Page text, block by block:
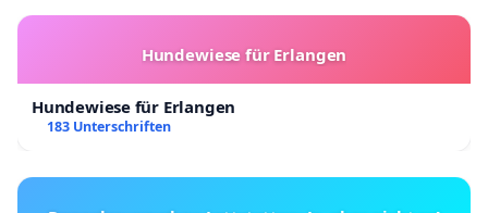
Hundewiese für Erlangen
Hundewiese für Erlangen
183 Unterschriften